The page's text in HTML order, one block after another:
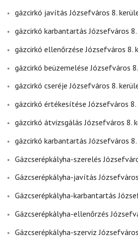
gázcirkó javítás Józsefváros 8.
gázcirkó karbantartás Józsefváros
gázcirkó ellenőrzése Józsefváros 8.
gázcirkó beüzemelése Józsefváros
gázcirkó cseréje Józsefváros 8.
gázcirkó értékesítése Józsefváros
gázcirkó átvizsgálás Józsefváros 8.
gázcirkó karbantartás Józsefváros
Gázcserépkályha-szerelés
Gázcserépkályha-javítás
Gázcserépkályha-karbantartás
Gázcserépkályha-ellenőrzés
Gázcserépkályha-szerviz